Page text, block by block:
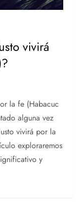
vivirá
la fe (Habacuc
alguna vez
vivirá por la
exploraremos
y